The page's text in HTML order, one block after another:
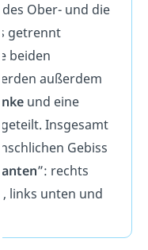
des Ober- und die
getrennt
beiden
außerdem
linke und eine
Insgesamt
Gebiss
”: rechts
links unten und